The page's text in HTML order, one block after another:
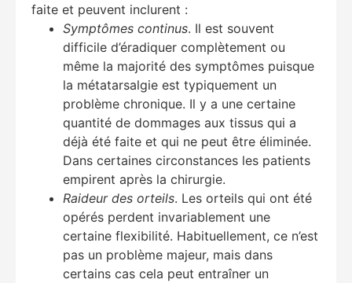
faite et peuvent inclurent :
Symptômes continus. Il est souvent
difficile d’éradiquer complètement ou
même la majorité des symptômes puisque
la métatarsalgie est typiquement un
problème chronique. Il y a une certaine
quantité de dommages aux tissus qui a
déjà été faite et qui ne peut être éliminée.
Dans certaines circonstances les patients
empirent après la chirurgie.
Raideur des orteils. Les orteils qui ont été
opérés perdent invariablement une
certaine flexibilité. Habituellement, ce n’est
pas un problème majeur, mais dans
certains cas cela peut entraîner un